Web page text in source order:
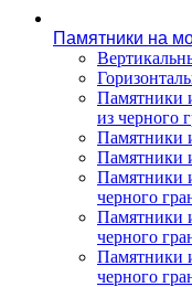
Памятники на
Памятники
из черного
Памятники
Памятники
Памятники
черного
Памятники
черного
Памятники
черного